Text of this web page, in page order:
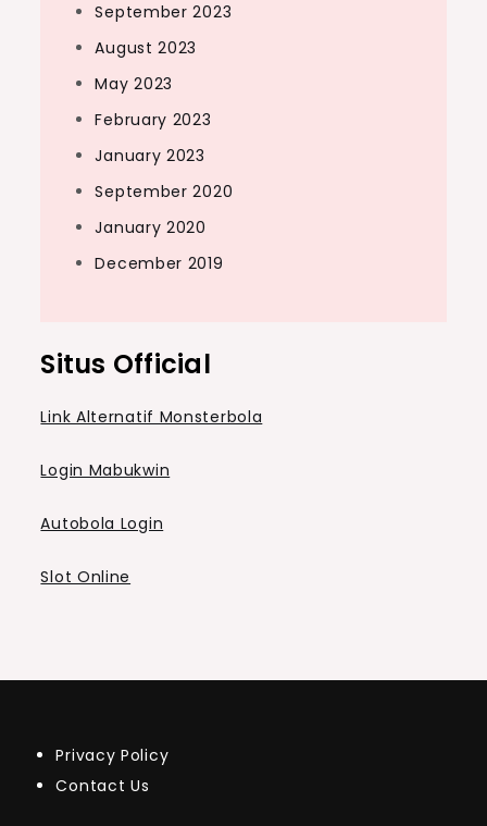
September 2023
August 2023
May 2023
February 2023
January 2023
September 2020
January 2020
December 2019
Situs Official
Link Alternatif Monsterbola
Login Mabukwin
Autobola Login
Slot Online
Privacy Policy
Contact Us